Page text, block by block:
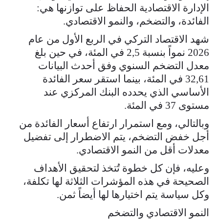
الإدارة الاقتصادية الحفاظ على توازنها هي:
الفائدة، والتضخم، والنمو الاقتصادي.
شهد الاقتصاد التركي في الربع الأول من عام
2026 نمواً بنسبة 2,5 في المئة، في حين بلغ
معدل التضخم السنوي وفق أحدث البيانات
32,61 في المئة، بينما استقر سعر الفائدة
الأساسي الذي يحدده البنك المركزي عند
مستوى 37 في المئة.
وبالتالي، ومع استمرار ارتفاع أسعار الفائدة من
أجل خفض التضخم، يتم الاضطرار إلى تفضيل
معدلات أقل من النمو الاقتصادي.
وعليه، فإن كل خطوة تُتخذ لتحقيق الأهداف
الصحيحة في هذه المؤشرات الثلاثة لها تكلفة،
وكل سياسة يتم اختيارها لها أيضاً ثمن.
النمو الاقتصادي والتضخم